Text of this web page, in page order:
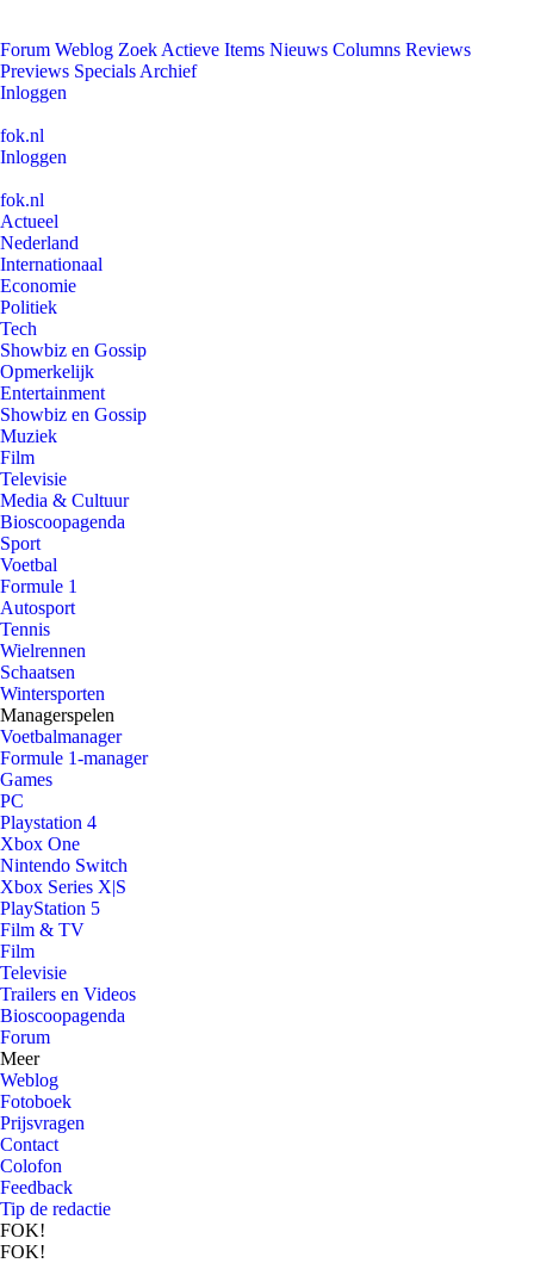
Forum Weblog Zoek Actieve Items Nieuws Columns Reviews
Previews Specials Archief
Inloggen
fok.nl
Inloggen
fok.nl
Actueel
Nederland
Internationaal
Economie
Politiek
Tech
Showbiz en Gossip
Opmerkelijk
Entertainment
Showbiz en Gossip
Muziek
Film
Televisie
Media & Cultuur
Bioscoopagenda
Sport
Voetbal
Formule 1
Autosport
Tennis
Wielrennen
Schaatsen
Wintersporten
Managerspelen
Voetbalmanager
Formule 1-manager
Games
PC
Playstation 4
Xbox One
Nintendo Switch
Xbox Series X|S
PlayStation 5
Film & TV
Film
Televisie
Trailers en Videos
Bioscoopagenda
Forum
Meer
Weblog
Fotoboek
Prijsvragen
Contact
Colofon
Feedback
Tip de redactie
FOK!
FOK!